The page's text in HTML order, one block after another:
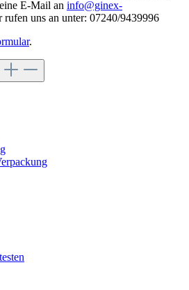
E-Mail an info@ginex-
rufen uns an unter: 07240/9439996
.